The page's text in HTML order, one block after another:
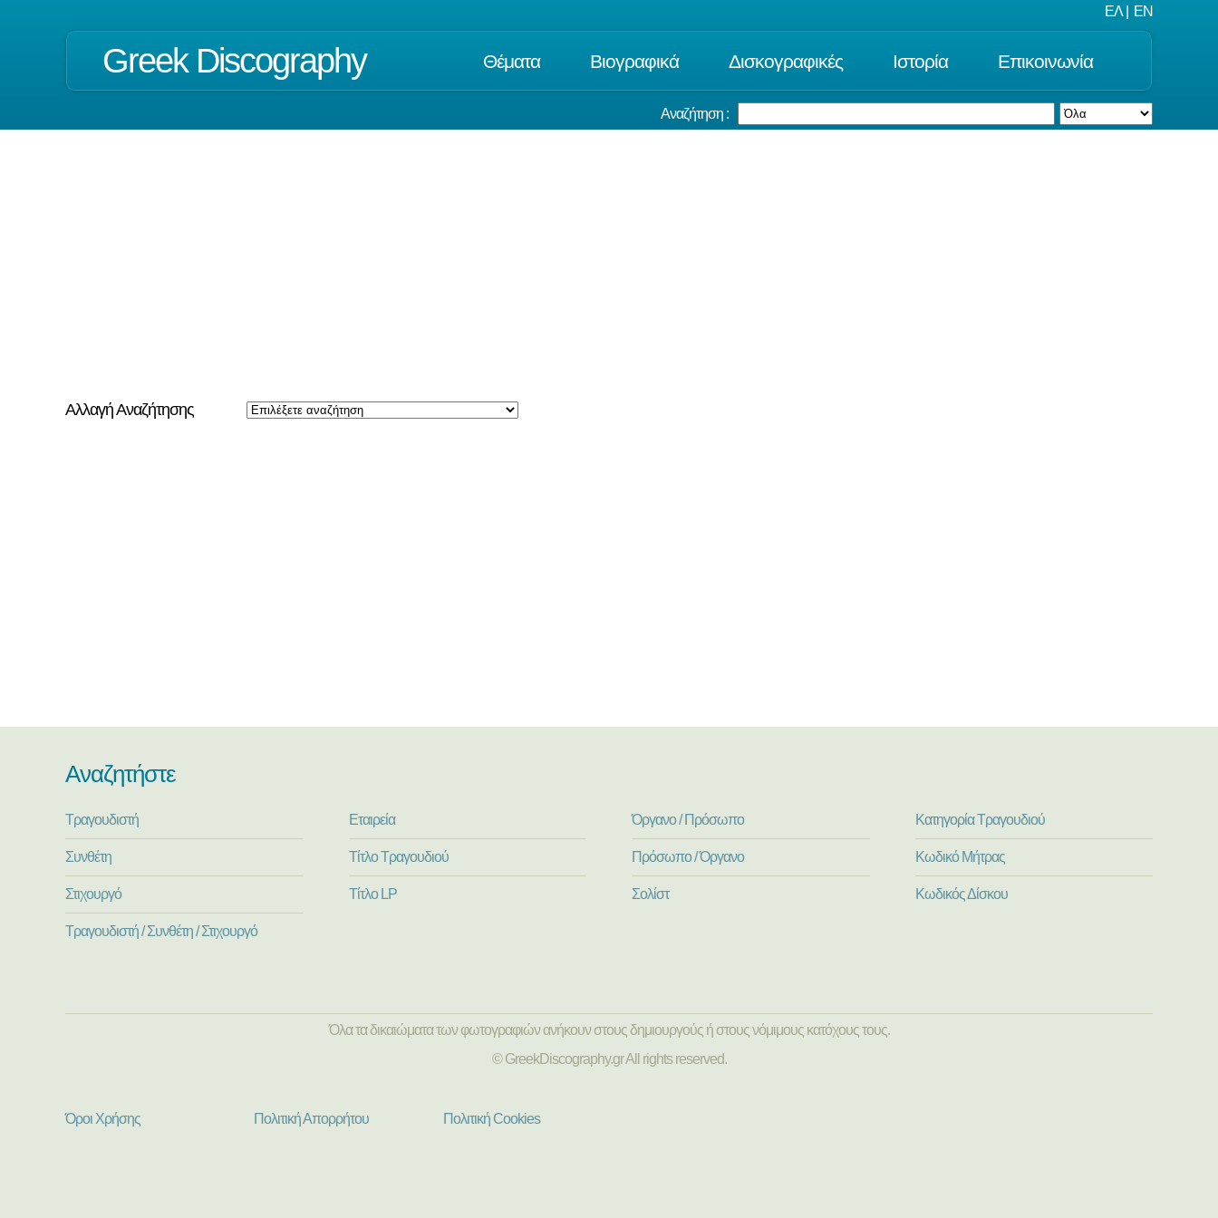
ΕΛ EN
Greek Discography Θέματα Βιογραφικά Δισκογραφικές Ιστορία Επικοινωνία
Αναζήτηση :
Αλλαγή Αναζήτησης
Αναζητήστε
Τραγουδιστή
Συνθέτη
Στιχουργό
Τραγουδιστή / Συνθέτη / Στιχουργό
Εταιρεία
Τίτλο Τραγουδιού
Τίτλο LP
Όργανο / Πρόσωπο
Πρόσωπο / Όργανο
Σολίστ
Κατηγορία Τραγουδιού
Κωδικό Μήτρας
Κωδικός Δίσκου
Όλα τα δικαιώματα των φωτογραφιών ανήκουν στους δημιουργούς ή στους νόμιμους κατόχους τους.
© GreekDiscography.gr All rights reserved.
Όροι Χρήσης Πολιτική Απορρήτου Πολιτική Cookies